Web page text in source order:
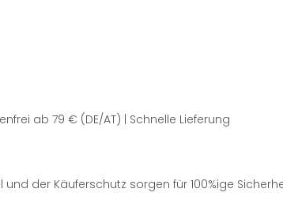
ab 79 € (DE/AT) | Schnelle Lieferung
der Käuferschutz sorgen für 100%ige